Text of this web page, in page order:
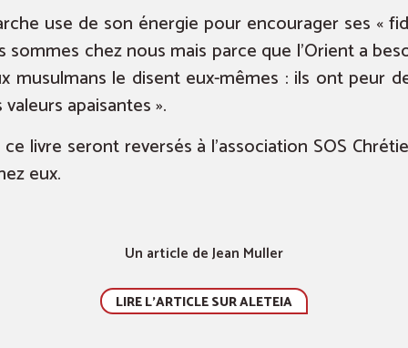
use de son énergie pour encourager ses «
chez nous mais parce que l’Orient a
musulmans le disent eux-mêmes : ils ont peur
apaisantes ».
livre seront reversés à l’association SOS
eux.
Un article de Jean Muller
LIRE L'ARTICLE SUR ALETEIA